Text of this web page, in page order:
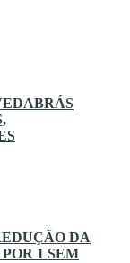
DA
1 SEM